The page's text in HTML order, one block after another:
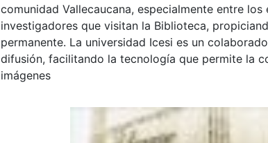
comunidad Vallecaucana, especialmente entre los
investigadores que visitan la Biblioteca,
permanente. La universidad Icesi es un
difusión, facilitando la tecnología que permite la
imágenes